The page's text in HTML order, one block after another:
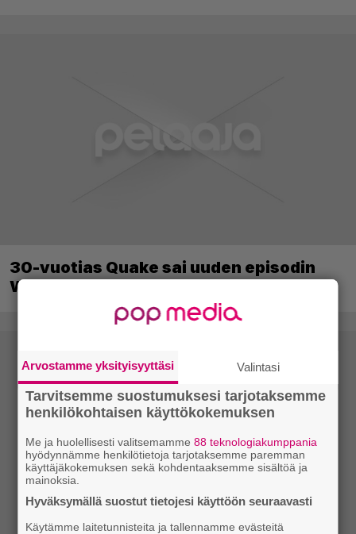
30-vuotias Quake sai uuden episodin
Wolfenstein-kehittäjiltä
Arvostamme yksityisyyttäsi Valintasi
Tarvitsemme suostumuksesi tarjotaksemme
henkilökohtaisen käyttökokemuksen
Me ja huolellisesti valitsemamme88 teknologiakumppania
hyödynnämme henkilötietoja tarjotaksemme paremman
käyttäjäkokemuksen sekä kohdentaaksemme sisältöä ja
mainoksia.
Hyväksymällä suostut tietojesi käyttöön seuraavasti
Käytämme laitetunnisteita ja tallennamme evästeitä